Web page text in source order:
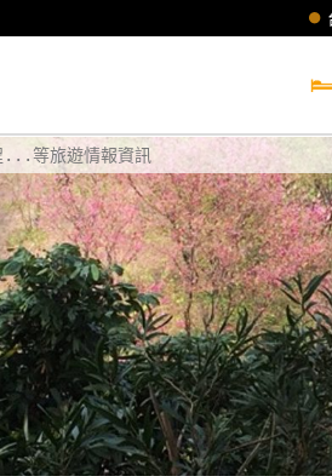
...等旅遊情報資訊